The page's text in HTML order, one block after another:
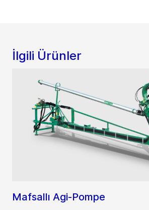
İlgili Ürünler
Mafsallı Agi-Pompe